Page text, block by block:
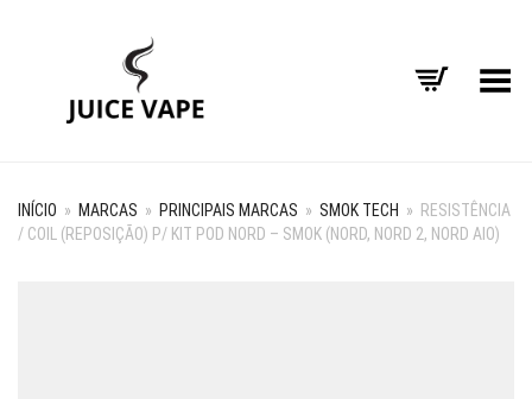
Alternar Menu
INÍCIO » MARCAS » PRINCIPAIS MARCAS » SMOK TECH » RESISTÊNCIA
/ COIL (REPOSIÇÃO) P/ KIT POD NORD – SMOK (NORD, NORD 2, NORD AIO)